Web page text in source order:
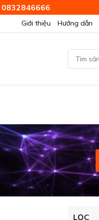
0832846666
Giới thiệu Hướng dẫn
LỌC